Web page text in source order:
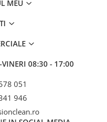
MEU
08:30 - 17:00
051
946